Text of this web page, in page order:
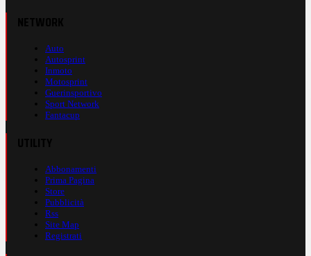
Auto
Autosprint
Inmoto
Motosprint
Guerinsportivo
Sport Network
Fantacup
Abbonamenti
Prima Pagina
Store
Pubblicità
Rss
Site Map
Registrati